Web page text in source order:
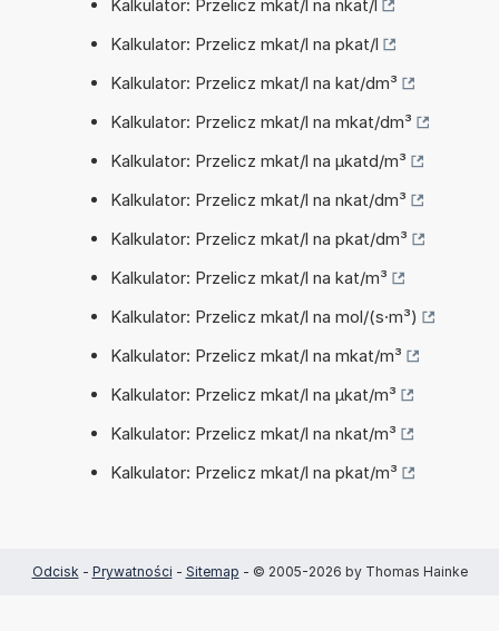
Kalkulator: Przelicz mkat/l na nkat/l
Kalkulator: Przelicz mkat/l na pkat/l
Kalkulator: Przelicz mkat/l na kat/dm³
Kalkulator: Przelicz mkat/l na mkat/dm³
Kalkulator: Przelicz mkat/l na µkatd/m³
Kalkulator: Przelicz mkat/l na nkat/dm³
Kalkulator: Przelicz mkat/l na pkat/dm³
Kalkulator: Przelicz mkat/l na kat/m³
Kalkulator: Przelicz mkat/l na mol/(s·m³)
Kalkulator: Przelicz mkat/l na mkat/m³
Kalkulator: Przelicz mkat/l na µkat/m³
Kalkulator: Przelicz mkat/l na nkat/m³
Kalkulator: Przelicz mkat/l na pkat/m³
Odcisk - Prywatności - Sitemap - © 2005-2026 by Thomas Hainke